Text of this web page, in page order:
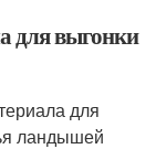
для выгонки
для
ландышей